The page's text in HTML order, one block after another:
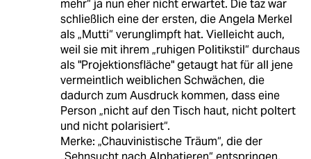
mehr“ ja nun eher nicht erwartet. Die taz war
schließlich eine der ersten, die Angela Merkel
als „Mutti“ verunglimpft hat. Vielleicht auch,
weil sie mit ihrem „ruhigen Politikstil“ durchaus
als "Projektionsfläche" getaugt hat für all jene
vermeintlich weiblichen Schwächen, die
dadurch zum Ausdruck kommen, dass eine
Person „nicht auf den Tisch haut, nicht poltert
und nicht polarisiert“.
Merke: „Chauvinistische Träum“, die der